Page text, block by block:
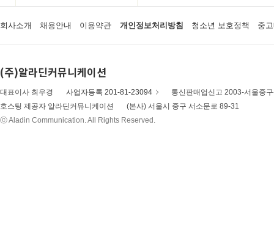
회사소개 채용안내 이용약관 개인정보처리방침 청소년 보호정책 중
(주)알라딘커뮤니케이션
대표이사 최우경 사업자등록 201-81-23094
통신판매업신고 2003-서울중
호스팅 제공자 알라딘커뮤니케이션
(본사) 서울시 중구 서소문로 89-31
ⓒ Aladin Communication. All Rights Reserved.